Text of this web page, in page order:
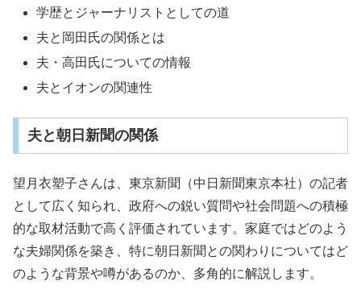
学歴とジャーナリストとしての道
夫と岡田氏の関係とは
夫・高田氏についての情報
夫とイオンの関連性
夫と朝日新聞の関係
望月衣塑子さんは、東京新聞（中日新聞東京本社）の記者
として広く知られ、政府への鋭い質問や社会問題への積極
的な取材活動で高く評価されています。家庭ではどのよう
な夫婦関係を築き、特に朝日新聞との関わりについてはど
のような背景や噂があるのか、多角的に解説します。